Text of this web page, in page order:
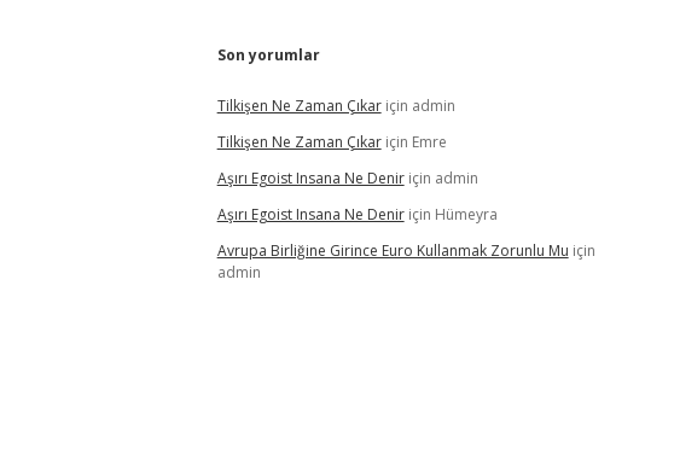
Son yorumlar
Tilkişen Ne Zaman Çıkariçin admin
Tilkişen Ne Zaman Çıkariçin Emre
Aşırı Egoist Insana Ne Deniriçin admin
Aşırı Egoist Insana Ne Deniriçin Hümeyra
Avrupa Birliğine Girince Euro Kullanmak Zorunlu Mu için
admin